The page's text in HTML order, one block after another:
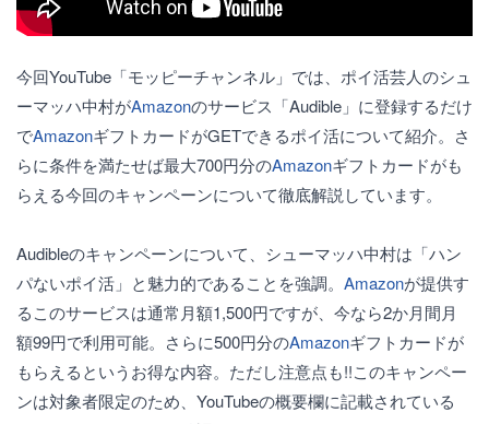
今回YouTube「モッピーチャンネル」では、ポイ活芸人のシュ
ーマッハ中村がAmazonのサービス「Audible」に登録するだけ
でAmazonギフトカードがGETできるポイ活について紹介。さ
らに条件を満たせば最大700円分のAmazonギフトカードがも
らえる今回のキャンペーンについて徹底解説しています。
Audibleのキャンペーンについて、シューマッハ中村は「ハン
パないポイ活」と魅力的であることを強調。 Amazonが提供す
るこのサービスは通常月額1,500円ですが、今なら2か月間月
額99円で利用可能。さらに500円分のAmazonギフトカードが
もらえるというお得な内容。ただし注意点も!!このキャンペー
ンは対象者限定のため、YouTubeの概要欄に記載されている